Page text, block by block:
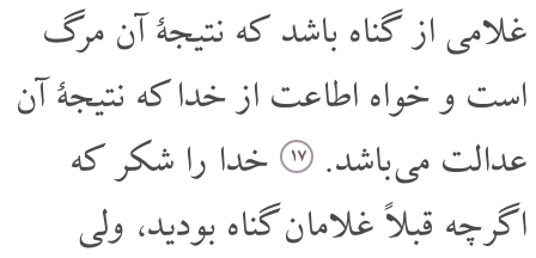
غلامی از گناه باشد که نتیجۀ آن مرگ
است و خواه اطاعت از خدا که نتیجۀ آن
عدالت می باشد.
۱۷ خدا را شکر که
اگر چه قبلاً غلامان گناه بودید، ولی